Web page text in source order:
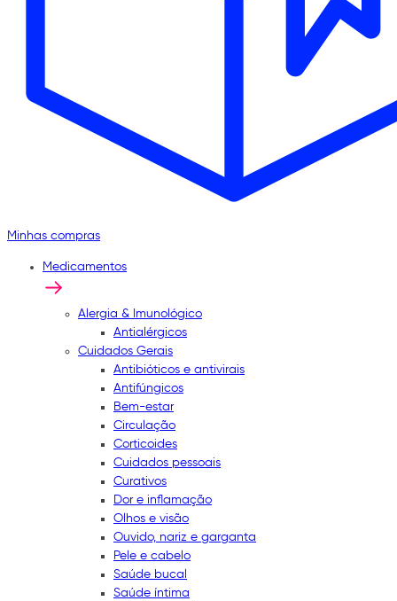
Minhas compras
Medicamentos
Alergia & Imunológico
Antialérgicos
Cuidados Gerais
Antibióticos e antivirais
Antifúngicos
Bem-estar
Circulação
Corticoides
Cuidados pessoais
Curativos
Dor e inflamação
Olhos e visão
Ouvido, nariz e garganta
Pele e cabelo
Saúde bucal
Saúde íntima